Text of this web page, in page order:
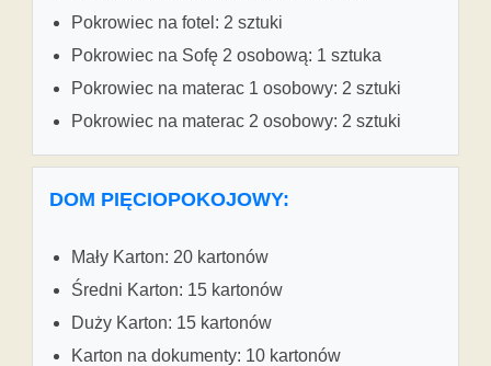
Pokrowiec na fotel: 2 sztuki
Pokrowiec na Sofę 2 osobową: 1 sztuka
Pokrowiec na materac 1 osobowy: 2 sztuki
Pokrowiec na materac 2 osobowy: 2 sztuki
DOM PIĘCIOPOKOJOWY:
Mały Karton: 20 kartonów
Średni Karton: 15 kartonów
Duży Karton: 15 kartonów
Karton na dokumenty: 10 kartonów